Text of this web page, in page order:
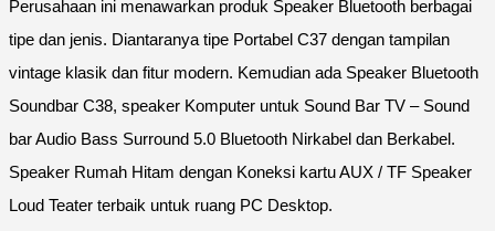
Perusahaan ini menawarkan produk Speaker Bluetooth berbagai
tipe dan jenis. Diantaranya tipe Portabel C37 dengan tampilan
vintage klasik dan fitur modern. Kemudian ada Speaker Bluetooth
Soundbar C38, speaker Komputer untuk Sound Bar TV – Sound
bar Audio Bass Surround 5.0 Bluetooth Nirkabel dan Berkabel.
Speaker Rumah Hitam dengan Koneksi kartu AUX / TF Speaker
Loud Teater terbaik untuk ruang PC Desktop.